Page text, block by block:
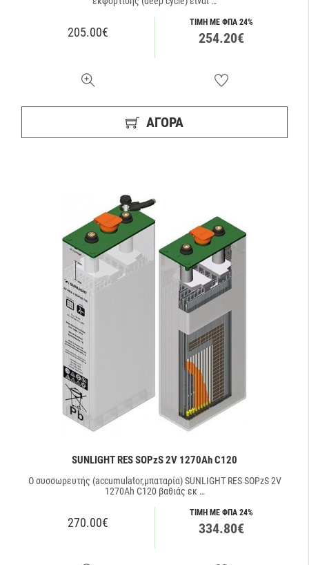
205.00€
ΤΙΜΗ ΜΕ ΦΠΑ 24%
254.20€
ΑΓΟΡΑ
SUNLIGHT RES SOPzS 2V 1270Ah C120
Ο συσσωρευτής (accumulator,μπαταρία) SUNLIGHT RES SOPzS 2V
1270Ah C120 βαθιάς εκ …
270.00€
ΤΙΜΗ ΜΕ ΦΠΑ 24%
334.80€